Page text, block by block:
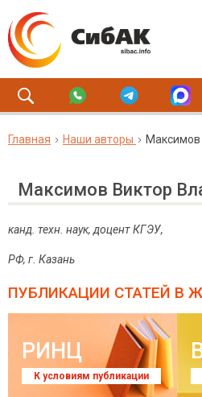
Главная Наши авторы
Максимов Виктор
канд. техн. наук, доцент КГЭУ,
РФ, г. Казань
ПУБЛИКАЦИИ СТАТЕЙ В
РИНЦ
К условиям публикации